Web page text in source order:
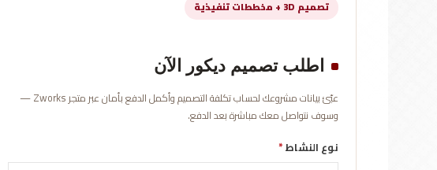
تصميم 3D + مخططات تنفيذية
اطلب تصميم ديكور الآن
عبّئ بيانات مشروعك لحساب تكلفة التصميم وأكمل الدفع بأمان عبر متجر Zworks —
وسوف نتواصل معك مباشرة بعد الدفع.
نوع النشاط*